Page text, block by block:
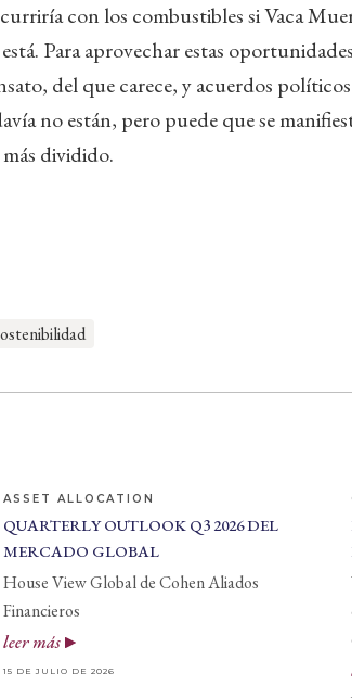
con los combustibles si Vaca
Para aprovechar estas
del que carece, y acuerdos
no están, pero puede que se
dividido.
ASSET ALLOCATION
QUARTERLY OUTLOOK Q3 2026 DEL
MERCADO GLOBAL
House View Global de Cohen Aliados
Financieros
leer más
15 DE JULIO DE 2026